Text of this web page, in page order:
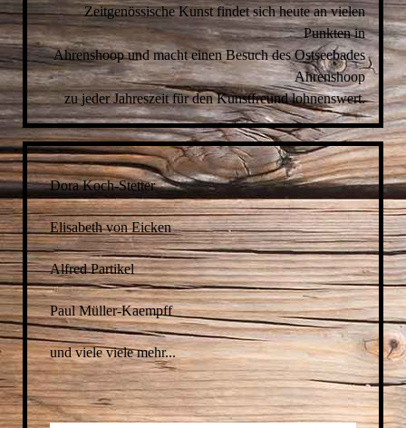
Zeitgenössische Kunst findet sich heute an vielen
Punkten in
Ahrenshoop und macht einen Besuch des Ostseebades
Ahrenshoop
zu jeder Jahreszeit für den Kunstfreund lohnenswert.
Dora Koch-Stetter
Elisabeth von Eicken
Alfred Partikel
Paul Müller-Kaempff
und viele viele mehr...